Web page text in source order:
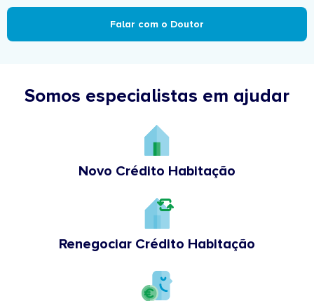
Falar com o Doutor
Somos especialistas em ajudar
Novo Crédito Habitação
Renegociar Crédito Habitação